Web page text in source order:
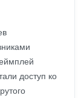
доступ ко